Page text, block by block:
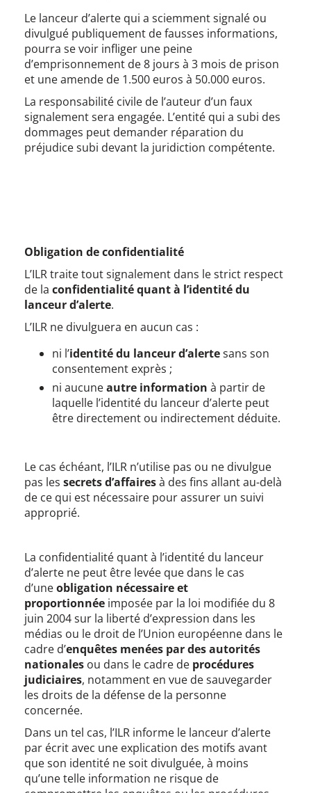
Le lanceur d’alerte qui a sciemment signalé ou
divulgué publiquement de fausses informations,
pourra se voir infliger une peine
d’emprisonnement de 8 jours à 3 mois de prison
et une amende de 1.500 euros à 50.000 euros.
La responsabilité civile de l’auteur d’un faux
signalement sera engagée. L’entité qui a subi des
dommages peut demander réparation du
préjudice subi devant la juridiction compétente.
Obligation de confidentialité
L’ILR traite tout signalement dans le strict respect
de la confidentialité quant à l’identité du
lanceur d’alerte.
L’ILR ne divulguera en aucun cas :
ni l’identité du lanceur d’alertesans son
consentement exprès ;
ni aucuneautre information à partir de
laquelle l’identité du lanceur d’alerte peut
être directement ou indirectement déduite.
Le cas échéant, l’ILR n’utilise pas ou ne divulgue
pas les secrets d’affairesà des fins allant au-delà
de ce qui est nécessaire pour assurer un suivi
approprié.
La confidentialité quant à l’identité du lanceur
d’alerte ne peut être levée que dans le cas
d’uneobligation nécessaire et
proportionnée imposée par la loi modifiée du 8
juin 2004 sur la liberté d’expression dans les
médias ou le droit de l’Union européenne dans le
cadre d’enquêtes menées par des autorités
nationales ou dans le cadre de procédures
judiciaires, notamment en vue de sauvegarder
les droits de la défense de la personne
concernée.
Dans un tel cas, l’ILR informe le lanceur d’alerte
par écrit avec une explication des motifs avant
que son identité ne soit divulguée, à moins
qu’une telle information ne risque de